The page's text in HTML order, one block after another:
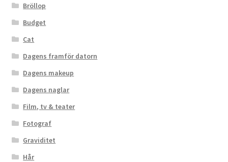
Bröllop
Budget
Cat
Dagens framför datorn
Dagens makeup
Dagens naglar
Film, tv & teater
Fotograf
Graviditet
Hår